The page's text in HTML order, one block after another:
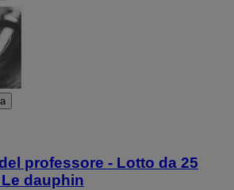
professore - Lotto da 25
dauphin